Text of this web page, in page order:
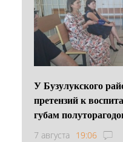
У Бузулукского
претензий к
губам
7 августа 19:06